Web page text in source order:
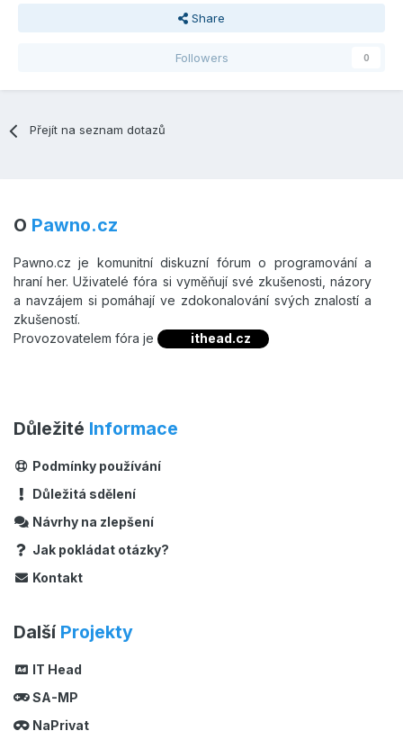
Share
Followers 0
Přejít na seznam dotazů
O Pawno.cz
Pawno.cz je komunitní diskuzní fórum o programování a
hraní her. Uživatelé fóra si vyměňují své zkušenosti, názory
a navzájem si pomáhají ve zdokonalování svých znalostí a
zkušeností.
Provozovatelem fóra je
ithead.cz
Důležité Informace
Podmínky používání
Důležitá sdělení
Návrhy na zlepšení
Jak pokládat otázky?
Kontakt
Další Projekty
IT Head
SA-MP
NaPrivat